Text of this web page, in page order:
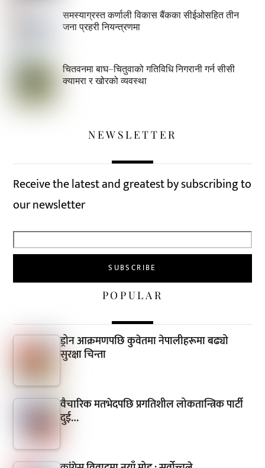
समस्याग्रस्त कर्णाली विकास बैंकका सीईओसहित तीन
जना प्रहरी नियन्त्रणमा
चितवनमा बाघ–चितुवाको गतिविधि निगरानी गर्न सीसी
क्यामरा र खोरको व्यवस्था
NEWSLETTER
Receive the latest and greatest by subscribing to
our newsletter
POPULAR
ड्रोन आक्रमणपछि कुवेतमा नेपालीहरूमा बढ्यो
सुरक्षा चिन्ता
वैचारिक मतभेदपछि प्रगतिशील लोकतान्त्रिक पार्टी
दुई…